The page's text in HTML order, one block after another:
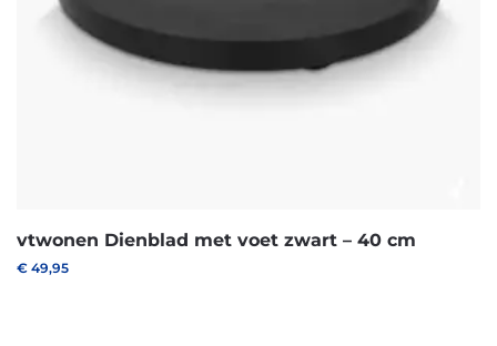
vtwonen Dienblad met voet zwart – 40 cm
€ 49,95